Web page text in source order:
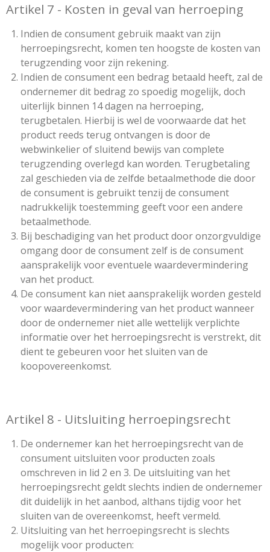
Artikel 7 - Kosten in geval van herroeping
Indien de consument gebruik maakt van zijn
herroepingsrecht, komen ten hoogste de kosten van
terugzending voor zijn rekening.
Indien de consument een bedrag betaald heeft, zal de
ondernemer dit bedrag zo spoedig mogelijk, doch
uiterlijk binnen 14 dagen na herroeping,
terugbetalen. Hierbij is wel de voorwaarde dat het
product reeds terug ontvangen is door de
webwinkelier of sluitend bewijs van complete
terugzending overlegd kan worden. Terugbetaling
zal geschieden via de zelfde betaalmethode die door
de consument is gebruikt tenzij de consument
nadrukkelijk toestemming geeft voor een andere
betaalmethode.
Bij beschadiging van het product door onzorgvuldige
omgang door de consument zelf is de consument
aansprakelijk voor eventuele waardevermindering
van het product.
De consument kan niet aansprakelijk worden gesteld
voor waardevermindering van het product wanneer
door de ondernemer niet alle wettelijk verplichte
informatie over het herroepingsrecht is verstrekt, dit
dient te gebeuren voor het sluiten van de
koopovereenkomst.
Artikel 8 - Uitsluiting herroepingsrecht
De ondernemer kan het herroepingsrecht van de
consument uitsluiten voor producten zoals
omschreven in lid 2 en 3. De uitsluiting van het
herroepingsrecht geldt slechts indien de ondernemer
dit duidelijk in het aanbod, althans tijdig voor het
sluiten van de overeenkomst, heeft vermeld.
Uitsluiting van het herroepingsrecht is slechts
mogelijk voor producten: